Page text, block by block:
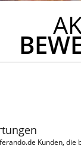
Kunden,